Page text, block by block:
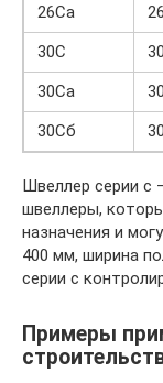
26Са
30С
30Са
30Сб
Швеллер серии с
швеллеры,
назначения и
400 мм, ширина
серии с
Примеры